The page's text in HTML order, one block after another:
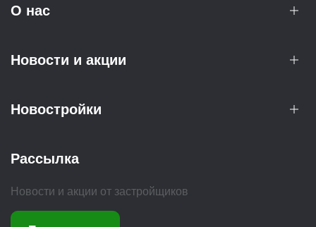
О нас
Новости и акции
Новостройки
Рассылка
Новости и акции от застройщиков